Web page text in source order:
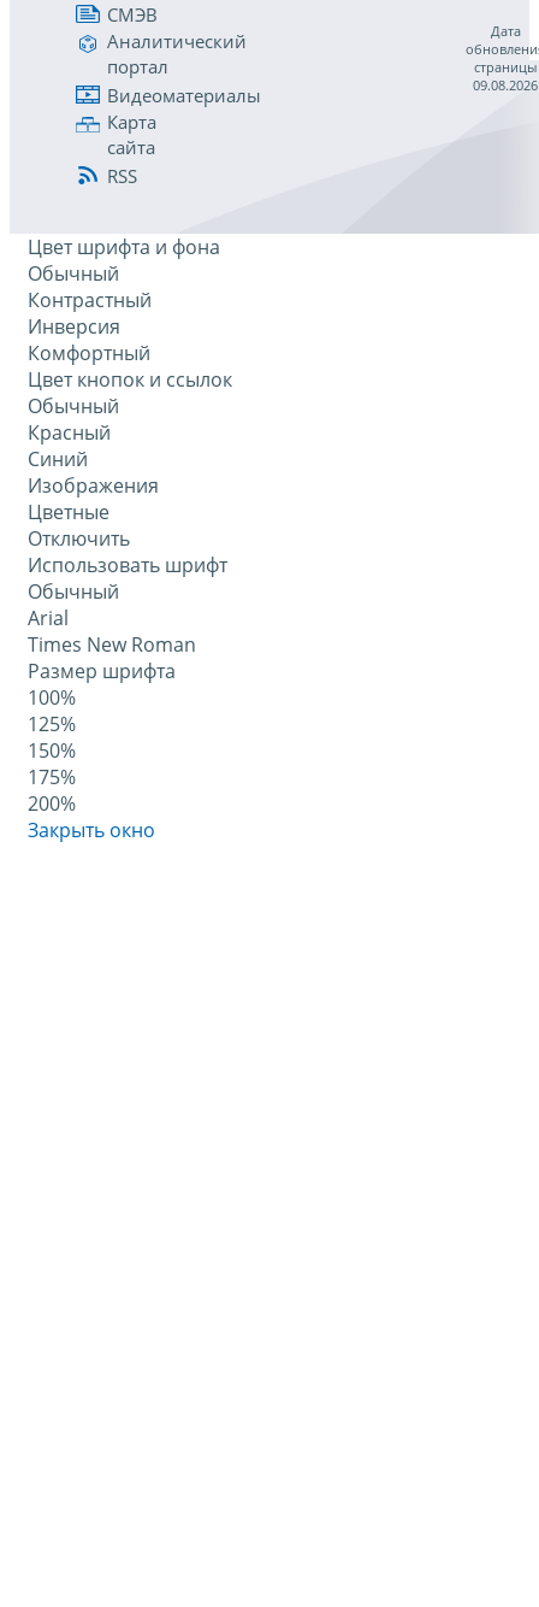
СМЭВ
Аналитический
портал
Видеоматериалы
Карта
сайта
RSS
Дата
страницы
09.08.2026
Цвет шрифта и фона
Обычный
Контрастный
Инверсия
Комфортный
Цвет кнопок и ссылок
Обычный
Красный
Синий
Изображения
Цветные
Отключить
Использовать шрифт
Обычный
Arial
Times New Roman
Размер шрифта
100%
125%
150%
175%
200%
Закрыть окно